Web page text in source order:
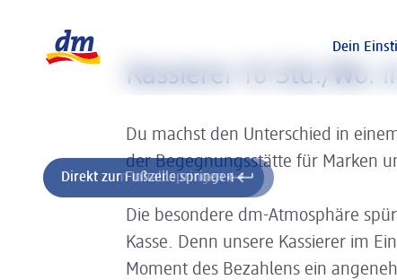
Direkt zum Inhalt springen
Direkt zur Fußzeile springen
Dein
Kassierer 10 Std./Wo.
Du machst den Unterschied in
der Begegnungsstätte für Marken
Die besondere dm-Atmosphäre
Kasse. Denn unsere Kassierer im
Moment des Bezahlens ein